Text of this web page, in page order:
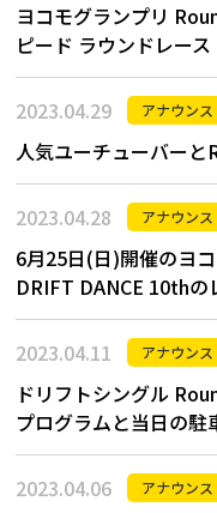
ヨコモグランプリ
ピード ラウンドレース
2023.04.29 アナウンス
人気ユーチューバーと
2023.04.28 アナウンス
6月25日(日)開催のヨ
DRIFT DANCE 10th
2023.04.11 アナウンス
ドリフトシングル
プログラムと当日の駐
2023.04.06 アナウンス